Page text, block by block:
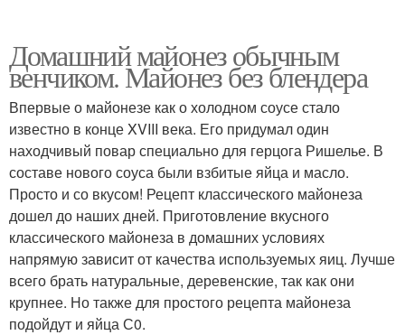
Домашний майонез обычным
венчиком. Майонез без блендера
Впервые о майонезе как о холодном соусе стало
известно в конце XVIII века. Его придумал один
находчивый повар специально для герцога Ришелье. В
составе нового соуса были взбитые яйца и масло.
Просто и со вкусом! Рецепт классического майонеза
дошел до наших дней. Приготовление вкусного
классического майонеза в домашних условиях
напрямую зависит от качества используемых яиц. Лучше
всего брать натуральные, деревенские, так как они
крупнее. Но также для простого рецепта майонеза
подойдут и яйца С0.